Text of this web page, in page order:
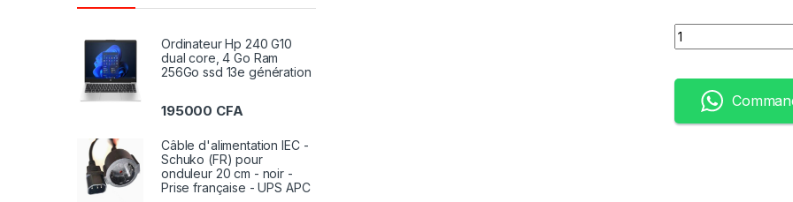
Quantity
Ordinateur Hp 240 G10
dual core, 4 Go Ram
256Go ssd 13e génération
195000 CFA
Câble d'alimentation IEC -
Schuko (FR) pour
onduleur 20 cm - noir -
Prise française - UPS APC